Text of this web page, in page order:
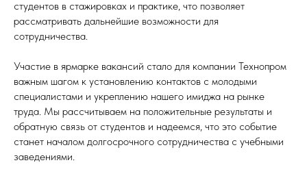
студентов в стажировках и практике, что позволяет
рассматривать дальнейшие возможности для
сотрудничества.
Участие в ярмарке вакансий стало для компании Технопром
важным шагом к установлению контактов с молодыми
специалистами и укреплению нашего имиджа на рынке
труда. Мы рассчитываем на положительные результаты и
обратную связь от студентов и надеемся, что это событие
станет началом долгосрочного сотрудничества с учебными
заведениями.